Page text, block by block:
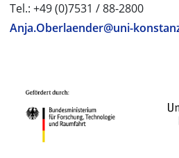
Tel.: +49 (0)7531 / 88-2800
Anja.Oberlaender@uni-